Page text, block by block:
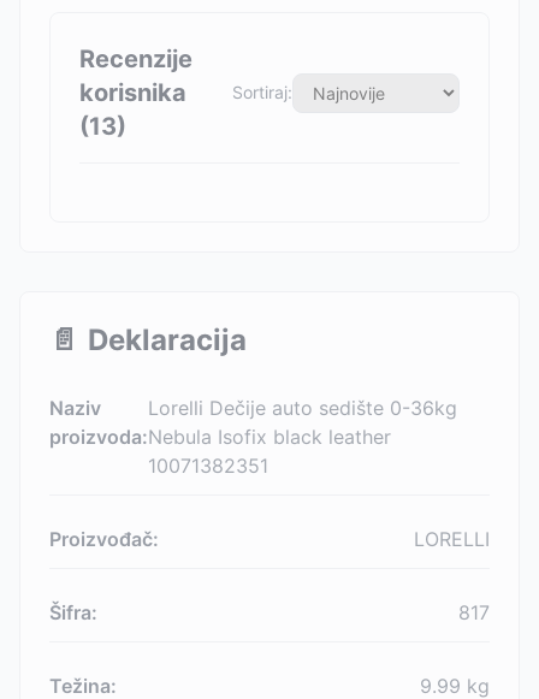
Recenzije
korisnika
(13)
Sortiraj:
📄 Deklaracija
Naziv
proizvoda:
Lorelli Dečije auto sedište 0-36kg
Nebula Isofix black leather
10071382351
Proizvođač: LORELLI
Šifra: 817
Težina: 9.99 kg